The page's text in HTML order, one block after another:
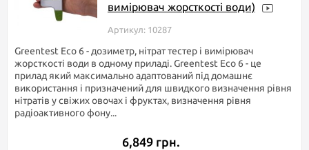
вимірювач жорсткості води)
Артикул: 10287
Greentest Eco 6 - дозиметр, нітрат тестер і вимірювач
жорсткості води в одному приладі. Greentest Eco 6 - це
прилад який максимально адаптований під домашнє
використання і призначений для швидкого визначення рівня
нітратів у свіжих овочах і фруктах, визначення рівня
радіоактивного фону...
6,849 грн.